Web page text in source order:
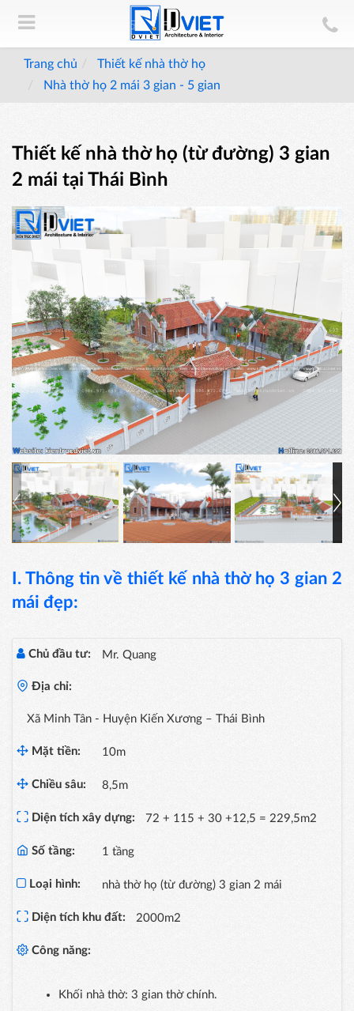
Trang chủ
Thiết kế nhà thờ họ
Nhà thờ họ 2 mái 3 gian - 5 gian
Thiết kế nhà thờ họ (từ đường) 3 gian
2 mái tại Thái Bình
I. Thông tin về thiết kế nhà thờ họ 3 gian 2
mái đẹp:
Chủ đầu tư: Mr. Quang
Địa chỉ:
Xã Minh Tân - Huyện Kiến Xương – Thái Bình
Mặt tiền: 10m
Chiều sâu: 8,5m
Diện tích xây dựng: 72 + 115 + 30 +12,5 = 229,5m2
Số tầng: 1 tầng
Loại hình: nhà thờ họ (từ đường) 3 gian 2 mái
Diện tích khu đất: 2000m2
Công năng:
Khối nhà thờ: 3 gian thờ chính.